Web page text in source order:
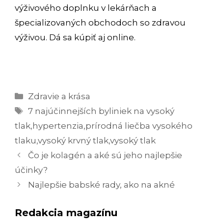
výživového doplnku v lekárňach a
špecializovaných obchodoch so zdravou
výživou. Dá sa kúpiť aj online.
Kategórie
Zdravie a krása
Značky
7 najúčinnejších byliniek na vysoký
tlak,hypertenzia,prírodná liečba vysokého
tlaku,vysoký krvný tlak,vysoký tlak
Navigácia
článkami
Čo je kolagén a aké sú jeho najlepšie
účinky?
Najlepšie babské rady, ako na akné
Redakcia magazínu